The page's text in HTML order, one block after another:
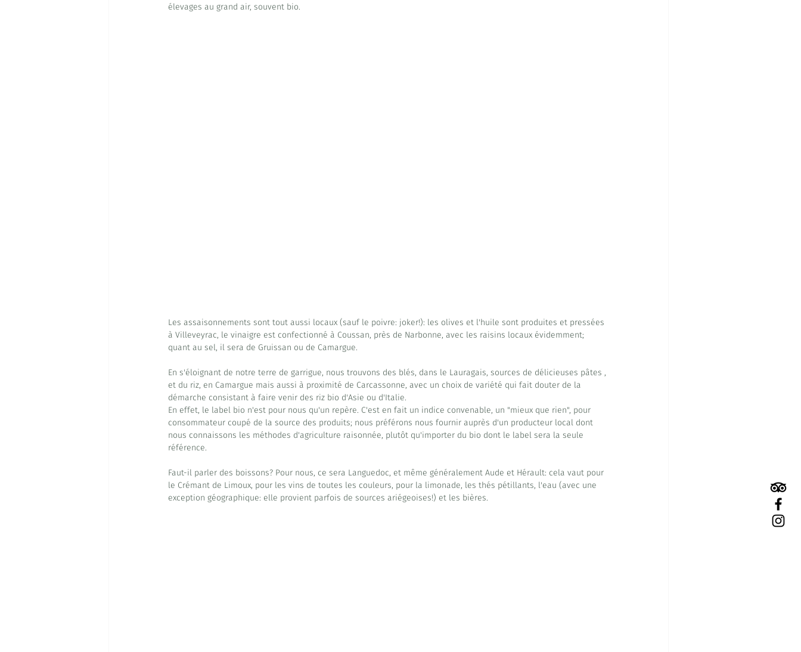
élevages au grand air, souvent bio.
Les assaisonnements sont tout aussi locaux (sauf le poivre: joker!): les olives et l'huile sont produites et pressées
à Villeveyrac, le vinaigre est confectionné à Coussan, près de Narbonne, avec les raisins locaux évidemment;
quant au sel, il sera de Gruissan ou de Camargue.
En s'éloignant de notre terre de garrigue, nous trouvons des blés, dans le Lauragais, sources de délicieuses pâtes ,
et du riz, en Camargue mais aussi à proximité de Carcassonne, avec un choix de variété qui fait douter de la
démarche consistant à faire venir des riz bio d'Asie ou d'Italie.
En effet, le label bio n'est pour nous qu'un repère. C'est en fait un indice convenable, un "mieux que rien", pour
consommateur coupé de la source des produits; nous préférons nous fournir auprès d'un producteur local dont
nous connaissons les méthodes d'agriculture raisonnée, plutôt qu'importer du bio dont le label sera la seule
référence.
Faut-il parler des boissons? Pour nous, ce sera Languedoc, et même généralement Aude et Hérault: cela vaut pour
le Crémant de Limoux, pour les vins de toutes les couleurs, pour la limonade, les thés pétillants, l'eau (avec une
exception géographique: elle provient parfois de sources ariégeoises!) et les bières.